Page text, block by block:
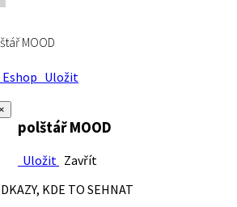
MOOD
Uložit
polštář MOOD
Uložit Zavřít
KDE TO SEHNAT